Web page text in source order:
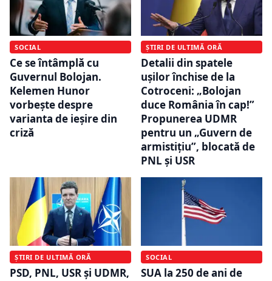
SOCIAL
Ce se întâmplă cu
Guvernul Bolojan.
Kelemen Hunor
vorbește despre
varianta de ieșire din
criză
ȘTIRI DE ULTIMĂ ORĂ
Detalii din spatele
ușilor închise de la
Cotroceni: „Bolojan
duce România în cap!”
Propunerea UDMR
pentru un „Guvern de
armistițiu”, blocată de
PNL și USR
ȘTIRI DE ULTIMĂ ORĂ
PSD, PNL, USR și UDMR,
SOCIAL
SUA la 250 de ani de